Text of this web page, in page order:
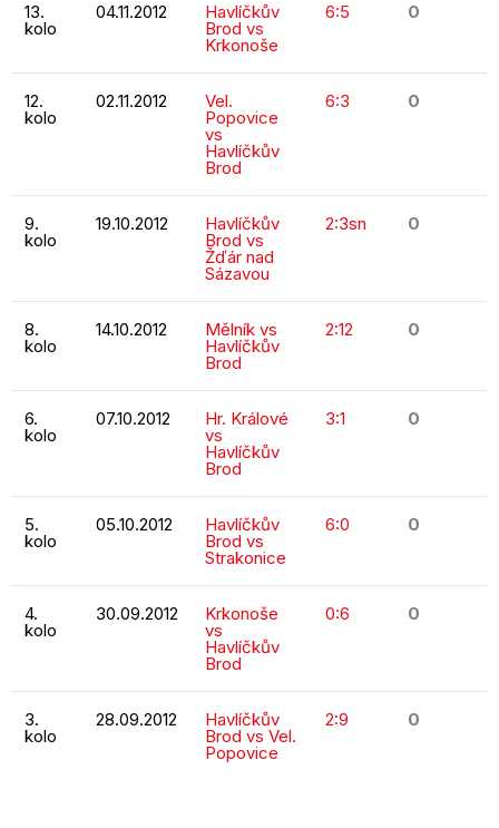
13.
kolo
04.11.2012 Havlíčkův
Brod vs
Krkonoše
6:5 0
12.
kolo
02.11.2012 Vel.
Popovice
vs
Havlíčkův
Brod
6:3 0
9.
kolo
19.10.2012 Havlíčkův
Brod vs
Žďár nad
Sázavou
2:3sn 0
8.
kolo
14.10.2012 Mělník vs
Havlíčkův
Brod
2:12 0
6.
kolo
07.10.2012 Hr. Králové
vs
Havlíčkův
Brod
3:1 0
5.
kolo
05.10.2012 Havlíčkův
Brod vs
Strakonice
6:0 0
4.
kolo
30.09.2012 Krkonoše
vs
Havlíčkův
Brod
0:6 0
3.
kolo
28.09.2012 Havlíčkův
Brod vs Vel.
Popovice
2:9 0